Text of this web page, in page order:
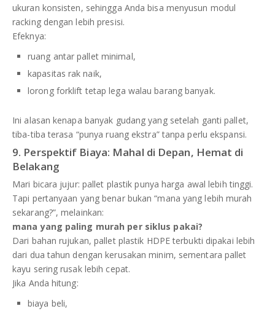
ukuran konsisten, sehingga Anda bisa menyusun modul
racking dengan lebih presisi.
Efeknya:
ruang antar pallet minimal,
kapasitas rak naik,
lorong forklift tetap lega walau barang banyak.
Ini alasan kenapa banyak gudang yang setelah ganti pallet,
tiba-tiba terasa “punya ruang ekstra” tanpa perlu ekspansi.
9. Perspektif Biaya: Mahal di Depan, Hemat di
Belakang
Mari bicara jujur: pallet plastik punya harga awal lebih tinggi.
Tapi pertanyaan yang benar bukan “mana yang lebih murah
sekarang?”, melainkan:
mana yang paling murah per siklus pakai?
Dari bahan rujukan, pallet plastik HDPE terbukti dipakai lebih
dari dua tahun dengan kerusakan minim, sementara pallet
kayu sering rusak lebih cepat.
Jika Anda hitung:
biaya beli,